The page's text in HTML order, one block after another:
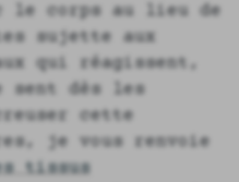
le corps au lieu de
sujette aux
qui réagissent,
sent dès les
cette
je vous renvoie
tissus